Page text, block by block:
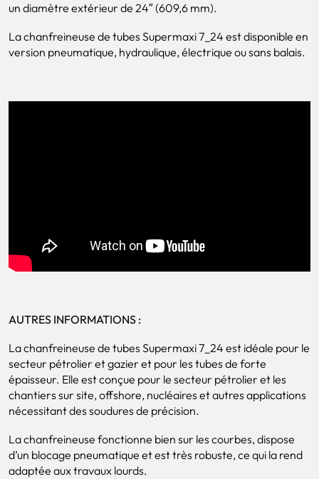
un diamètre extérieur de 24″ (609,6 mm).
La chanfreineuse de tubes Supermaxi 7_24 est disponible en
version pneumatique, hydraulique, électrique ou sans balais.
AUTRES INFORMATIONS :
La chanfreineuse de tubes Supermaxi 7_24 est idéale pour le
secteur pétrolier et gazier et pour les tubes de forte
épaisseur. Elle est conçue pour le secteur pétrolier et les
chantiers sur site, offshore, nucléaires et autres applications
nécessitant des soudures de précision.
La chanfreineuse fonctionne bien sur les courbes, dispose
d’un blocage pneumatique et est très robuste, ce qui la rend
adaptée aux travaux lourds.